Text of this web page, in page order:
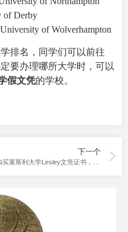
of Derby
of Wolverhampton
排名，同学们可以前往
要办理哪所大学时，可以
假文凭的学校。
下一个